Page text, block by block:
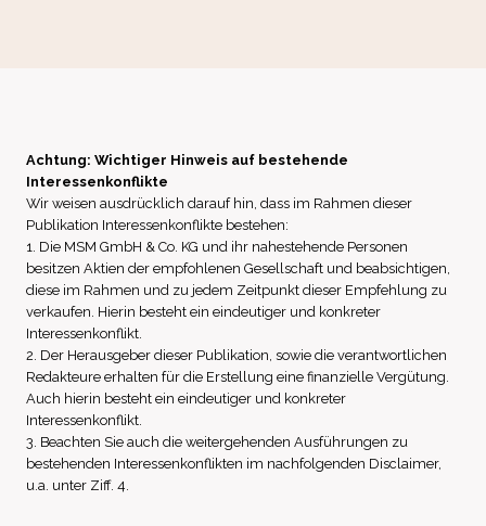
Achtung: Wichtiger Hinweis auf bestehende
Interessenkonflikte
Wir weisen ausdrücklich darauf hin, dass im Rahmen dieser
Publikation Interessenkonflikte bestehen:
1. Die MSM GmbH & Co. KG und ihr nahestehende Personen
besitzen Aktien der empfohlenen Gesellschaft und beabsichtigen,
diese im Rahmen und zu jedem Zeitpunkt dieser Empfehlung zu
verkaufen. Hierin besteht ein eindeutiger und konkreter
Interessenkonflikt.
2. Der Herausgeber dieser Publikation, sowie die verantwortlichen
Redakteure erhalten für die Erstellung eine finanzielle Vergütung.
Auch hierin besteht ein eindeutiger und konkreter
Interessenkonflikt.
3. Beachten Sie auch die weitergehenden Ausführungen zu
bestehenden Interessenkonflikten im nachfolgenden Disclaimer,
u.a. unter Ziff. 4.